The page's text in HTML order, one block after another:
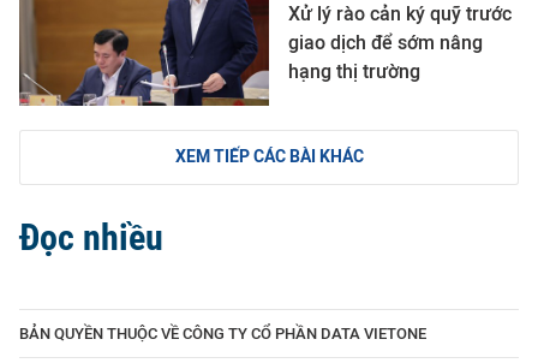
Xử lý rào cản ký quỹ trước
giao dịch để sớm nâng
hạng thị trường
XEM TIẾP CÁC BÀI KHÁC
Đọc nhiều
BẢN QUYỀN THUỘC VỀ CÔNG TY CỔ PHẦN DATA VIETONE